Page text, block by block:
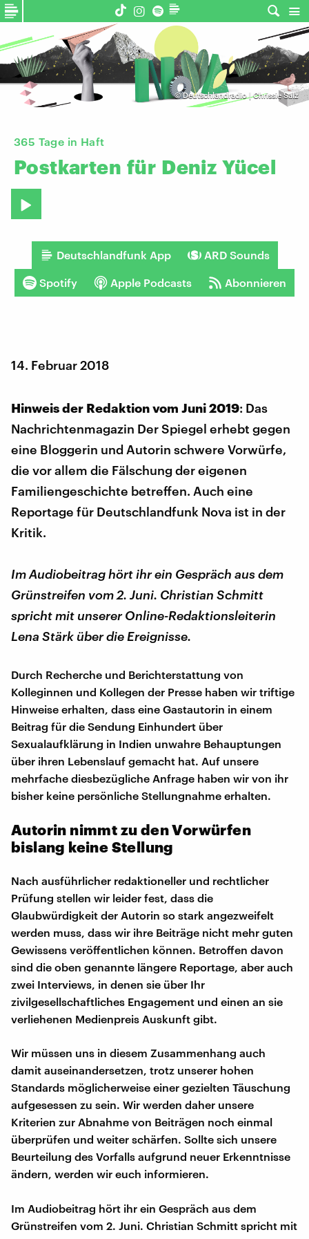
©Deutschlandradio | Chrissie Salz
365 Tage in Haft
Postkarten für Deniz Yücel
Deutschlandfunk App ARD Sounds
Spotify Apple Podcasts Abonnieren
14. Februar 2018
Hinweis der Redaktion vom Juni 2019: Das
Nachrichtenmagazin Der Spiegel erhebt gegen
eine Bloggerin und Autorin schwere Vorwürfe,
die vor allem die Fälschung der eigenen
Familiengeschichte betreffen. Auch eine
Reportage für Deutschlandfunk Nova ist in der
Kritik.
Im Audiobeitrag hört ihr ein Gespräch aus dem
Grünstreifen vom 2. Juni. Christian Schmitt
spricht mit unserer Online-Redaktionsleiterin
Lena Stärk über die Ereignisse.
Durch Recherche und Berichterstattung von
Kolleginnen und Kollegen der Presse haben wir triftige
Hinweise erhalten, dass eine Gastautorin in einem
Beitrag für die Sendung Einhundert über
Sexualaufklärung in Indien unwahre Behauptungen
über ihren Lebenslauf gemacht hat. Auf unsere
mehrfache diesbezügliche Anfrage haben wir von ihr
bisher keine persönliche Stellungnahme erhalten.
Autorin nimmt zu den Vorwürfen
bislang keine Stellung
Nach ausführlicher redaktioneller und rechtlicher
Prüfung stellen wir leider fest, dass die
Glaubwürdigkeit der Autorin so stark angezweifelt
werden muss, dass wir ihre Beiträge nicht mehr guten
Gewissens veröffentlichen können. Betroffen davon
sind die oben genannte längere Reportage, aber auch
zwei Interviews, in denen sie über Ihr
zivilgesellschaftliches Engagement und einen an sie
verliehenen Medienpreis Auskunft gibt.
Wir müssen uns in diesem Zusammenhang auch
damit auseinandersetzen, trotz unserer hohen
Standards möglicherweise einer gezielten Täuschung
aufgesessen zu sein. Wir werden daher unsere
Kriterien zur Abnahme von Beiträgen noch einmal
überprüfen und weiter schärfen. Sollte sich unsere
Beurteilung des Vorfalls aufgrund neuer Erkenntnisse
ändern, werden wir euch informieren.
Im Audiobeitrag hört ihr ein Gespräch aus dem
Grünstreifen vom 2. Juni. Christian Schmitt spricht mit